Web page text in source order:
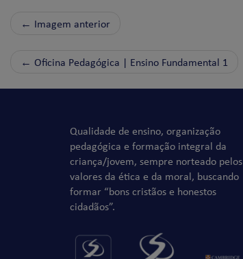
← Imagem anterior
← Oficina Pedagógica | Ensino Fundamental 1
Qualidade de ensino, organização
pedagógica e formação integral da
criança/jovem, sempre norteado pelos
valores da ética e da moral, buscando
formar “bons cristãos e honestos
cidadãos”.